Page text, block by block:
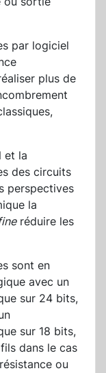
par logiciel
plus de
et la
des circuits
perspectives
la
réduire les
sont en
avec un
sur 24 bits,
sur 18 bits,
dans le cas
ou